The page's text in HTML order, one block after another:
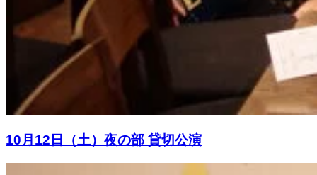
10月12日（土）夜の部 貸切公演